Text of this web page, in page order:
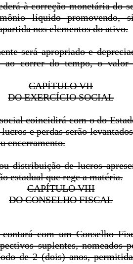
à correção monetária do
líquido promovendo,
nos elementos do ativo.
será apropriado e
ao correr do tempo, o valor
CAPÍTULO VII
DO EXERCÍCIO SOCIAL
coincidirá com o do
e perdas serão
encerramento.
distribuição de lucros
estadual que rege a matéria.
CAPÍTULO VIII
DO CONSELHO FISCAL
com um Conselho
suplentes, nomeados
de 2 (dois) anos,